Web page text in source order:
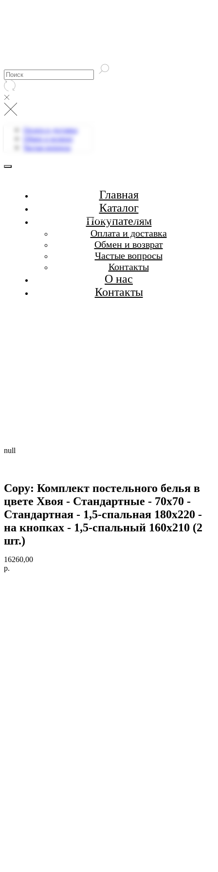
Бесплатная доставка при заказе от 7 000 р.
null
Оплата и доставка
Обмен и возврат
Частые вопросы
Главная
Каталог
Покупателям
Оплата и доставка
Обмен и возврат
Частые вопросы
Контакты
О нас
Контакты
Copy: Комплект постельного белья в
цвете Хвоя - Стандартные - 70х70 -
Стандартная - 1,5-спальная 180х220 -
на кнопках - 1,5-спальный 160х210 (2
шт.)
16260,00
р.